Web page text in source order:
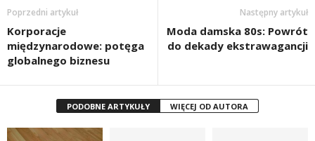
Poprzedni artykuł
Korporacje
międzynarodowe: potęga
globalnego biznesu
Następny artykuł
Moda damska 80s: Powrót
do dekady ekstrawagancji
PODOBNE ARTYKUŁY WIĘCEJ OD AUTORA